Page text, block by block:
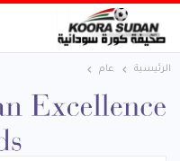
الرئيسية عام